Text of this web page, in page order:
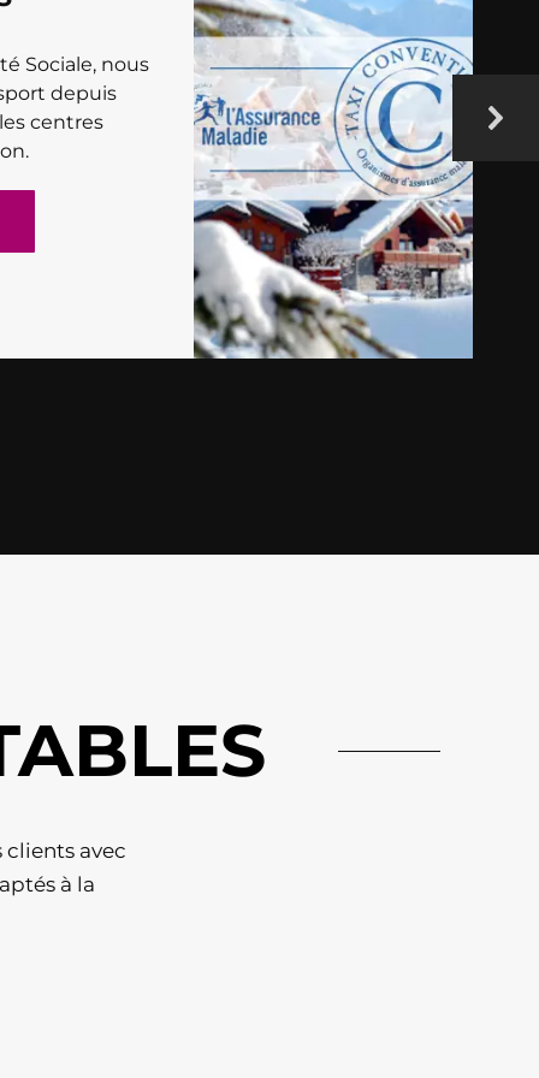
Sociale, nous
depuis
centres
avec
à la